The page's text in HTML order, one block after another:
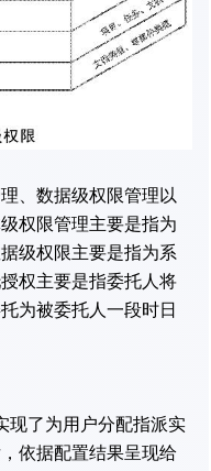
、数据级权限管理以
权限管理主要是指为
级权限主要是指为系
权主要是指委托人将
为被委托人一段时日
了为用户分配指派实
依据配置结果呈现给